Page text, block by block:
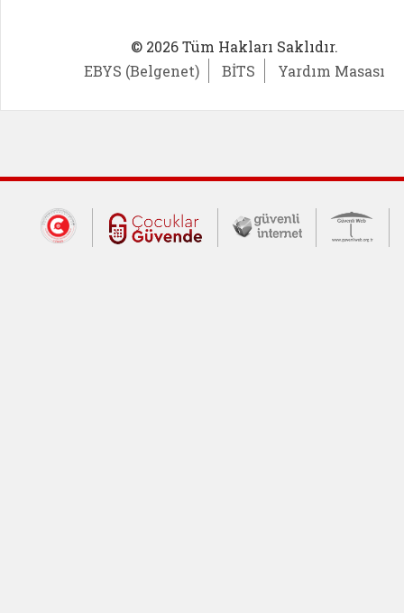
© 2026 Tüm Hakları Saklıdır.
EBYS (Belgenet)
BİTS Yardım Masası
Dış Bağlantılar
Cumhurbaşkanlığı İletişim Merkezi
Çocuklar Güvende (yeni
Güvenli